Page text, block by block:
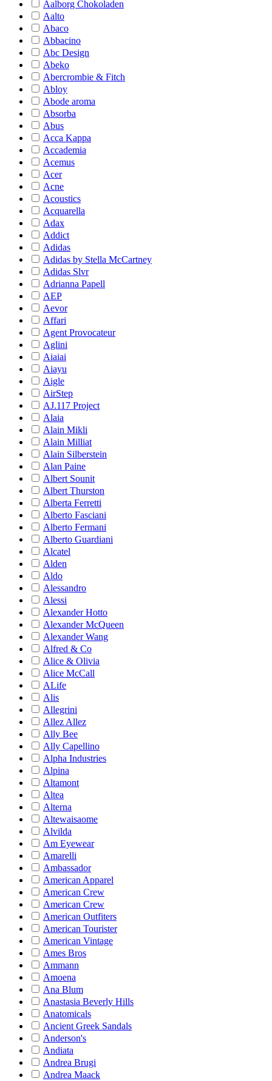
Aalborg Chokoladen
Aalto
Abaco
Abbacino
Abc Design
Abeko
Abercrombie & Fitch
Abloy
Abode aroma
Absorba
Abus
Acca Kappa
Accademia
Acemus
Acer
Acne
Acoustics
Acquarella
Adax
Addict
Adidas
Adidas by Stella McCartney
Adidas Slvr
Adrianna Papell
AEP
Aevor
Affari
Agent Provocateur
Aglini
Aiaiai
Aiayu
Aigle
AirStep
AJ.117 Project
Alaia
Alain Mikli
Alain Milliat
Alain Silberstein
Alan Paine
Albert Sounit
Albert Thurston
Alberta Ferretti
Alberto Fasciani
Alberto Fermani
Alberto Guardiani
Alcatel
Alden
Aldo
Alessandro
Alessi
Alexander Hotto
Alexander McQueen
Alexander Wang
Alfred & Co
Alice & Olivia
Alice McCall
ALife
Alis
Allegrini
Allez Allez
Ally Bee
Ally Capellino
Alpha Industries
Alpina
Altamont
Altea
Alterna
Altewaisaome
Alvilda
Am Eyewear
Amarelli
Ambassador
American Apparel
American Crew
American Crew
American Outfiters
American Tourister
American Vintage
Ames Bros
Ammann
Amoena
Ana Blum
Anastasia Beverly Hills
Anatomicals
Ancient Greek Sandals
Anderson's
Andiata
Andrea Brugi
Andrea Maack